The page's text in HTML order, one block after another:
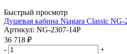
Быстрый просмотр
Душевая кабина Niagara Classic NG-
Артикул: NG-2307-14P
36 718 ₽
-
+